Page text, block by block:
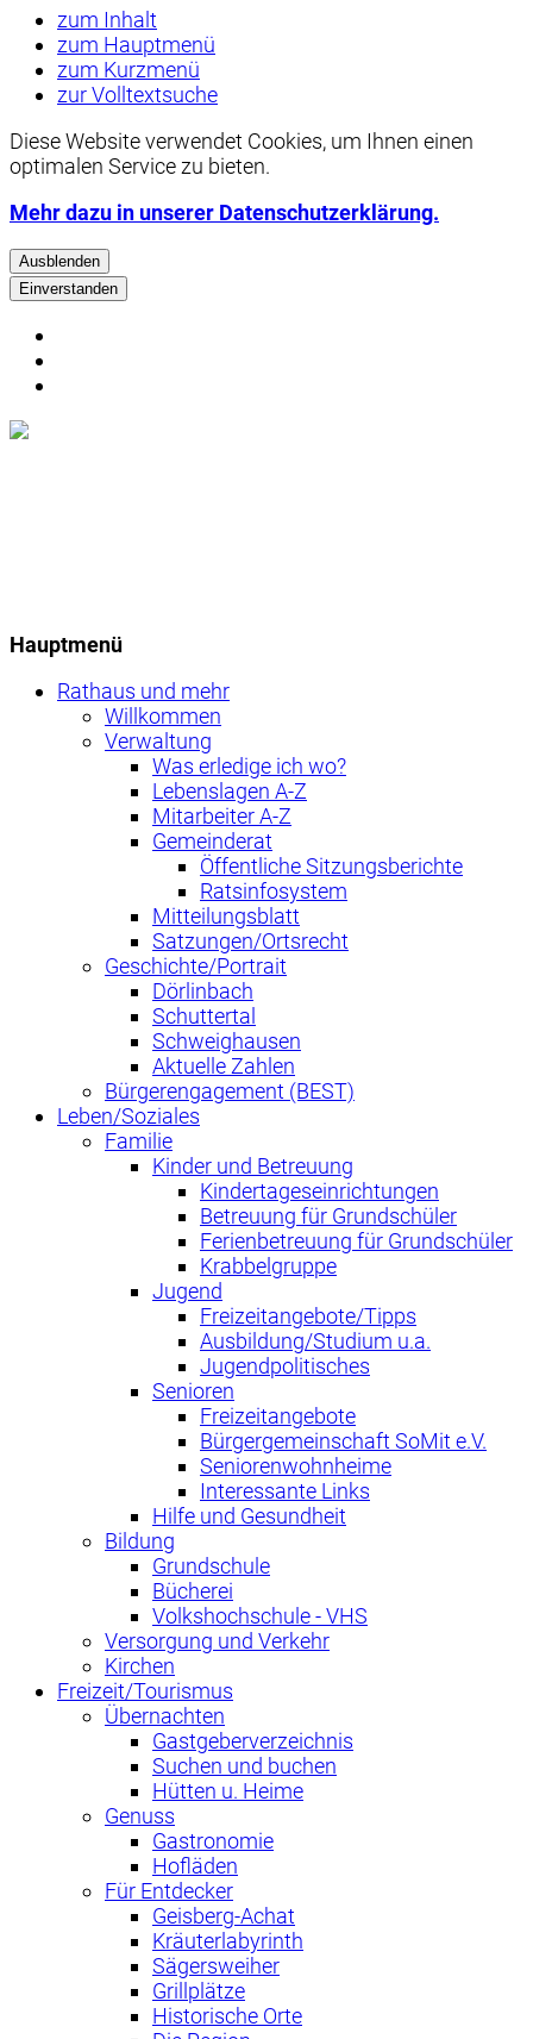
zum Inhalt
zum Hauptmenü
zum Kurzmenü
zur Volltextsuche
Diese Website verwendet Cookies, um Ihnen einen
optimalen Service zu bieten.
Mehr dazu in unserer Datenschutzerklärung.
Ausblenden
Einverstanden
Hauptmenü
Rathaus und mehr
Willkommen
Verwaltung
Was erledige ich wo?
Lebenslagen A-Z
Mitarbeiter A-Z
Gemeinderat
Öffentliche Sitzungsberichte
Ratsinfosystem
Mitteilungsblatt
Satzungen/Ortsrecht
Geschichte/Portrait
Dörlinbach
Schuttertal
Schweighausen
Aktuelle Zahlen
Bürgerengagement (BEST)
Leben/Soziales
Familie
Kinder und Betreuung
Kindertageseinrichtungen
Betreuung für Grundschüler
Ferienbetreuung für Grundschüler
Krabbelgruppe
Jugend
Freizeitangebote/Tipps
Ausbildung/Studium u.a.
Jugendpolitisches
Senioren
Freizeitangebote
Bürgergemeinschaft SoMit e.V.
Seniorenwohnheime
Interessante Links
Hilfe und Gesundheit
Bildung
Grundschule
Bücherei
Volkshochschule - VHS
Versorgung und Verkehr
Kirchen
Freizeit/Tourismus
Übernachten
Gastgeberverzeichnis
Suchen und buchen
Hütten u. Heime
Genuss
Gastronomie
Hofläden
Für Entdecker
Geisberg-Achat
Kräuterlabyrinth
Sägersweiher
Grillplätze
Historische Orte